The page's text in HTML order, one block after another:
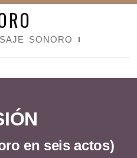
SONORO
en seis actos)